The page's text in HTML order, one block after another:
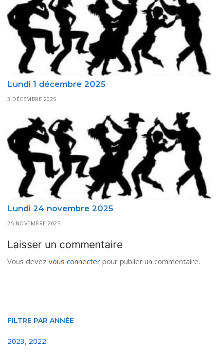
Lundi 1 décembre 2025
3 DÉCEMBRE 2025
Lundi 24 novembre 2025
25 NOVEMBRE 2025
Laisser un commentaire
Vous devez vous connecter pour publier un commentaire.
FILTRE PAR ANNÉE
2023, 2022